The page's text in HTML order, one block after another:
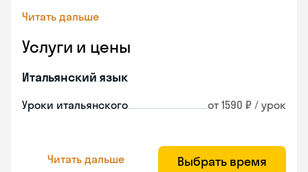
Читать дальше
Услуги и цены
Итальянский язык
Уроки итальянского от 1590 ₽ / урок
Читать дальше Выбрать время